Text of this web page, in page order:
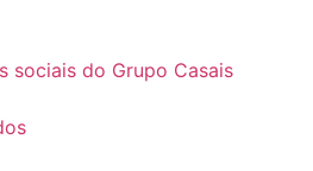
sociais do Grupo Casais